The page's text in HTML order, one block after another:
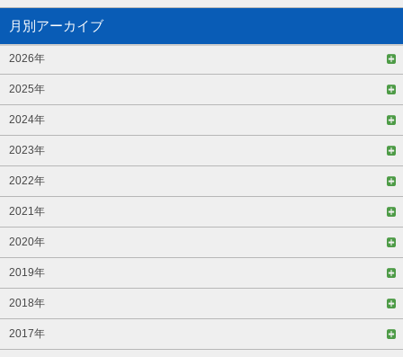
月別アーカイブ
2026年
2025年
2024年
2023年
2022年
2021年
2020年
2019年
2018年
2017年